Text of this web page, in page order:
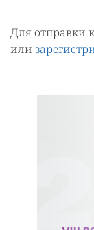
Для отправки
или